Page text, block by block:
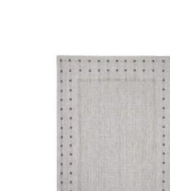
wie zum Beispiel Ihre
Betreibern zu verstehen, wie sich
sammeln und melden.
um Benutzer über Websites